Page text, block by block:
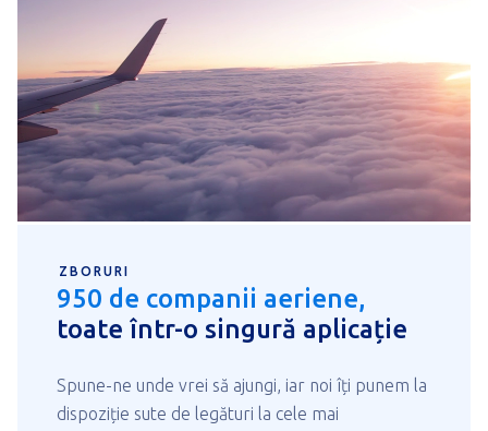
ZBORURI
950 de companii aeriene,
toate într-o singură aplicație
Spune-ne unde vrei să ajungi, iar noi îți punem la
dispoziție sute de legături la cele mai